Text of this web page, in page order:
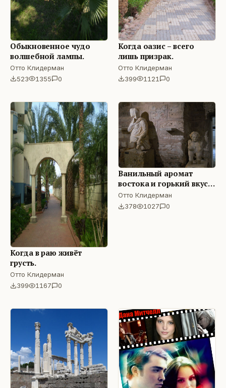
Обыкновенное чудо
волшебной лампы.
Отто Клидерман
523
1355 0
Когда оазис – всего
лишь призрак.
Отто Клидерман
399
1121 0
Когда в раю живёт
грусть.
Отто Клидерман
399
1167 0
Ванильный аромат
востока и горький вкус
шоколада
Отто Клидерман
378
1027 0